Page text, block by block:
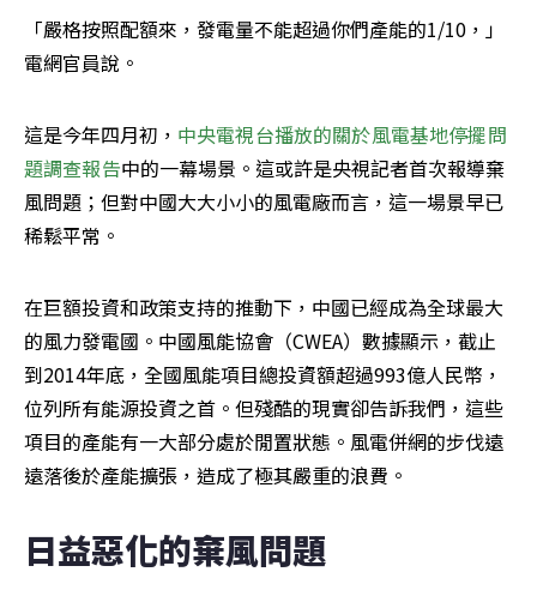
「嚴格按照配額來，發電量不能超過你們產能的1/10，」
電網官員說。
這是今年四月初， 中央電視台播放的關於風電基地停擺問
題調查報告中的一幕場景。這或許是央視記者首次報導棄
風問題；但對中國大大小小的風電廠而言，這一場景早已
稀鬆平常。
在巨額投資和政策支持的推動下，中國已經成為全球最大
的風力發電​​國。中國風能協會（CWEA）數據顯示，截止
到2014年底，全國風能項目總投資額超過993億人民幣，
位列所有能源投資之首。但殘酷的現實卻告訴我們，這些
項目的產能有一大部分處於閒置狀態。風電併網的步伐遠
遠落後於產能擴張，造成了極其嚴重的浪費。
日益惡化的棄風問題